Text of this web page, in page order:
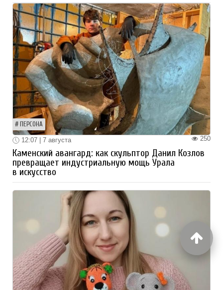
ПЕРСОНА
250
12:07 | 7 августа
Каменский авангард: как скульптор Данил Козлов
превращает индустриальную мощь Урала
в искусство